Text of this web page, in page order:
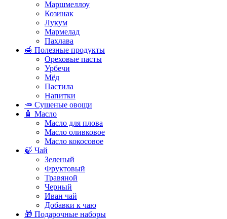
Маршмеллоу
Козинак
Лукум
Мармелад
Пахлава
🍯 Полезные продукты
Ореховые пасты
Урбечи
Мёд
Пастила
Напитки
🥕 Сушеные овощи
🧴 Масло
Масло для плова
Масло оливковое
Масло кокосовое
🍃 Чай
Зеленый
Фруктовый
Травяной
Черный
Иван чай
Добавки к чаю
🎁 Подарочные наборы